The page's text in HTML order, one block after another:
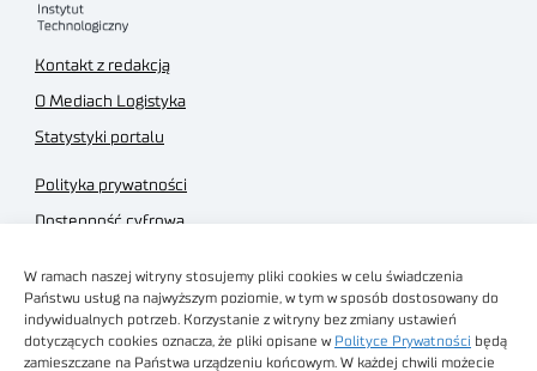
W ramach naszej witryny stosujemy pliki cookies w celu świadczenia
Państwu usług na najwyższym poziomie, w tym w sposób dostosowany do
indywidualnych potrzeb. Korzystanie z witryny bez zmiany ustawień
dotyczących cookies oznacza, że pliki opisane w Polityce Prywatności będą
zamieszczane na Państwa urządzeniu końcowym. W każdej chwili możecie
Kontakt z redakcją
O Mediach Logistyka
Statystyki portalu
Polityka prywatności
Dostępność cyfrowa
Regulamin sklepu